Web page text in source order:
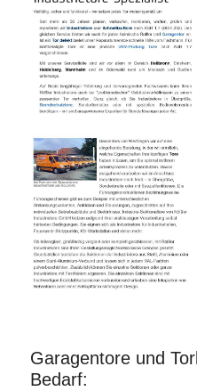
Garagentore und
Bedarf: